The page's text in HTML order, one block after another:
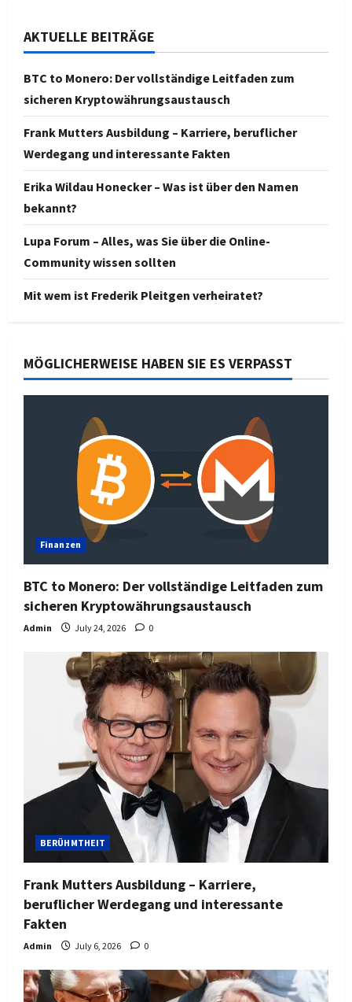
AKTUELLE BEITRÄGE
BTC to Monero: Der vollständige Leitfaden zum
sicheren Kryptowährungsaustausch
Frank Mutters Ausbildung – Karriere, beruflicher
Werdegang und interessante Fakten
Erika Wildau Honecker – Was ist über den Namen
bekannt?
Lupa Forum – Alles, was Sie über die Online-
Community wissen sollten
Mit wem ist Frederik Pleitgen verheiratet?
MÖGLICHERWEISE HABEN SIE ES VERPASST
Finanzen
BTC to Monero: Der vollständige Leitfaden zum
sicheren Kryptowährungsaustausch
Admin July 24, 2026 0
BERÜHMTHEIT
Frank Mutters Ausbildung – Karriere,
beruflicher Werdegang und interessante
Fakten
Admin July 6, 2026 0